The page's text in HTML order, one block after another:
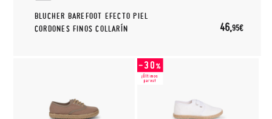
BLUCHER BAREFOOT EFECTO PIEL
CORDONES FINOS COLLARÍN
46,95€